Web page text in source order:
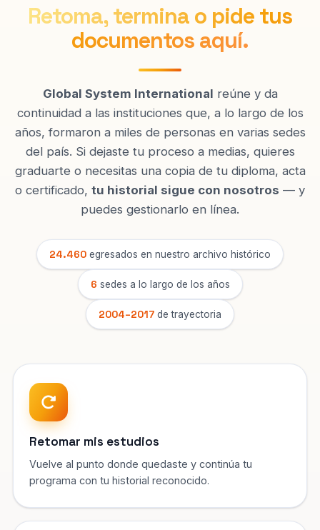
Retoma, termina o pide tus
documentos aquí.
Global System International reúne y da
continuidad a las instituciones que, a lo largo de los
años, formaron a miles de personas en varias sedes
del país. Si dejaste tu proceso a medias, quieres
graduarte o necesitas una copia de tu diploma, acta
o certificado, tu historial sigue con nosotros — y
puedes gestionarlo en línea.
24.460 egresados en nuestro archivo histórico
6 sedes a lo largo de los años
2004–2017 de trayectoria
Retomar mis estudios
Vuelve al punto donde quedaste y continúa tu
programa con tu historial reconocido.